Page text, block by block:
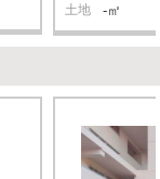
土地 -㎡